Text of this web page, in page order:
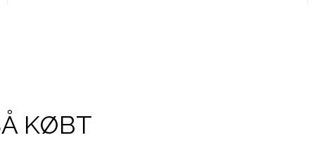
KØBT